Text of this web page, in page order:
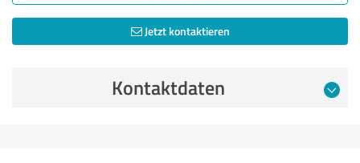
Jetzt kontaktieren
Kontaktdaten